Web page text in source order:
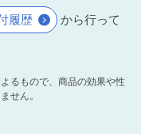
履歴
から行って
るもので、商品の効果や性
せん。